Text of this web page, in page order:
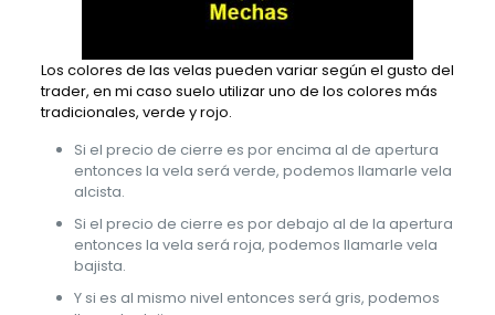
Los colores de las velas pueden variar según el gusto del
trader, en mi caso suelo utilizar uno de los colores más
tradicionales, verde y rojo.
Si el precio de cierre es por encima al de apertura
entonces la vela será verde, podemos llamarle vela
alcista.
Si el precio de cierre es por debajo al de la apertura
entonces la vela será roja, podemos llamarle vela
bajista.
Y si es al mismo nivel entonces será gris, podemos